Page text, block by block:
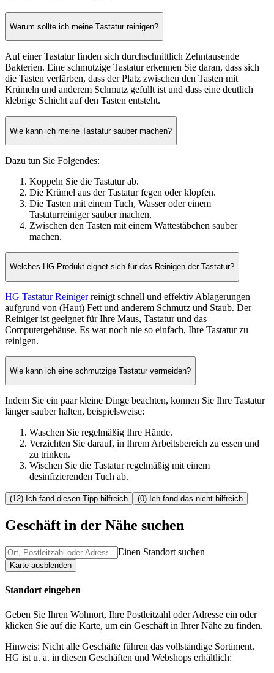
Warum sollte ich meine Tastatur reinigen?
Auf einer Tastatur finden sich durchschnittlich Zehntausende
Bakterien. Eine schmutzige Tastatur erkennen Sie daran, dass sich
die Tasten verfärben, dass der Platz zwischen den Tasten mit
Krümeln und anderem Schmutz gefüllt ist und dass eine deutlich
klebrige Schicht auf den Tasten entsteht.
Wie kann ich meine Tastatur sauber machen?
Dazu tun Sie Folgendes:
Koppeln Sie die Tastatur ab.
Die Krümel aus der Tastatur fegen oder klopfen.
Die Tasten mit einem Tuch, Wasser oder einem
Tastaturreiniger sauber machen.
Zwischen den Tasten mit einem Wattestäbchen sauber
machen.
Welches HG Produkt eignet sich für das Reinigen der Tastatur?
HG Tastatur Reinigerreinigt schnell und effektiv Ablagerungen
aufgrund von (Haut) Fett und anderem Schmutz und Staub. Der
Reiniger ist geeignet für Ihre Maus, Tastatur und das
Computergehäuse. Es war noch nie so einfach, Ihre Tastatur zu
reinigen.
Wie kann ich eine schmutzige Tastatur vermeiden?
Indem Sie ein paar kleine Dinge beachten, können Sie Ihre Tastatur
länger sauber halten, beispielsweise:
Waschen Sie regelmäßig Ihre Hände.
Verzichten Sie darauf, in Ihrem Arbeitsbereich zu essen und
zu trinken.
Wischen Sie die Tastatur regelmäßig mit einem
desinfizierenden Tuch ab.
(12) Ich fand diesen Tipp hilfreich (0) Ich fand das nicht hilfreich
Geschäft in der Nähe suchen
Einen Standort suchen
Karte ausblenden
Standort eingeben
Geben Sie Ihren Wohnort, Ihre Postleitzahl oder Adresse ein oder
klicken Sie auf die Karte, um ein Geschäft in Ihrer Nähe zu finden.
Hinweis: Nicht alle Geschäfte führen das vollständige Sortiment.
HG ist u. a. in diesen Geschäften und Webshops erhältlich: